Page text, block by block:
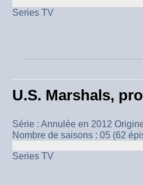
Series TV
U.S. Marshals,
Série : Annulée en 2012
Nombre de saisons : 05 (62
Series TV